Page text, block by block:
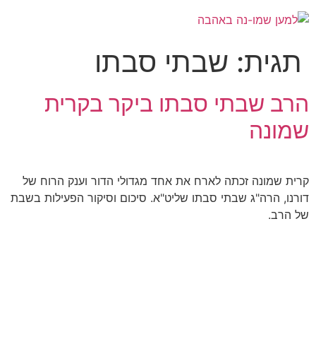
תגית: שבתי סבתו
הרב שבתי סבתו ביקר בקרית
שמונה
קרית שמונה זכתה לארח את אחד מגדולי הדור וענק הרוח של
דורנו, הרה"ג שבתי סבתו שליט"א. סיכום וסיקור הפעילות בשבת
של הרב.